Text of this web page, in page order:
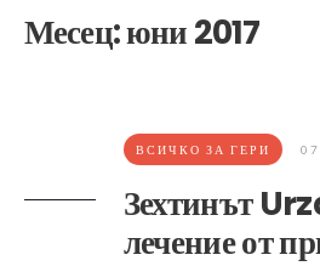
Месец:юни 2017
ВСИЧКО ЗА ГЕРИ
Зехтинът
лечение от